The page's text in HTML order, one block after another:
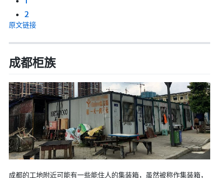
2
原文链接
成都柜族
成都的工地附近可能有一些能住人的集装箱，虽然被称作集装箱，